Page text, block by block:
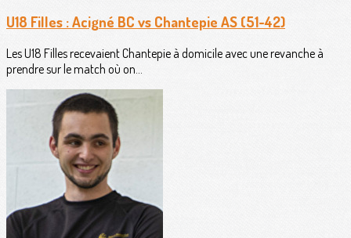
U18 Filles : Acigné BC vs Chantepie AS (51-42)
Les U18 Filles recevaient Chantepie à domicile avec une revanche à
prendre sur le match où on...